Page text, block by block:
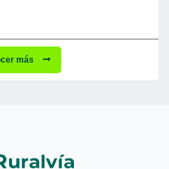
más